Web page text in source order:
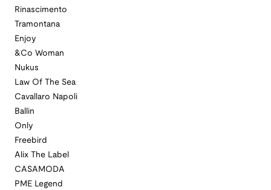
Rinascimento
Tramontana
Enjoy
&Co Woman
Nukus
Law Of The Sea
Cavallaro Napoli
Ballin
Only
Freebird
Alix The Label
CASAMODA
PME Legend